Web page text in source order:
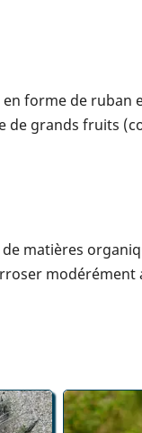
forme de ruban
de grands fruits
matières
modérément